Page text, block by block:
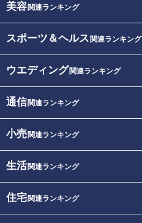
美容関連ランキング
スポーツ＆ヘルス 関連ランキング
ウエディング関連ランキング
通信関連ランキング
小売関連ランキング
生活関連ランキング
住宅関連ランキング